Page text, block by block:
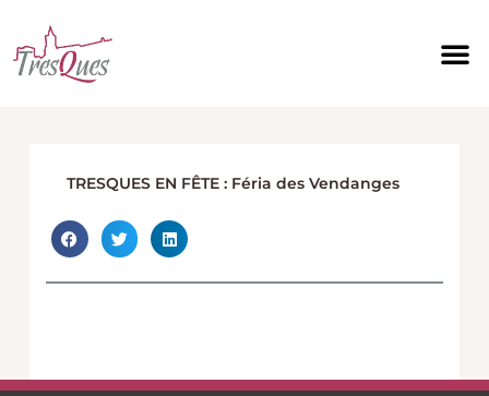
contenu
TRESQUES EN FÊTE : Féria des Vendanges